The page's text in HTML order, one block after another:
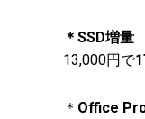
＊SSD増量
13,000円で
＊ Office